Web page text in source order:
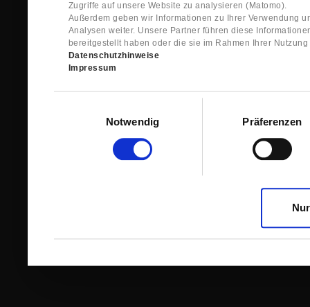
Zugriffe auf unsere Website zu analysieren (Matomo).
Außerdem geben wir Informationen zu Ihrer Verwendung
Analysen weiter. Unsere Partner führen diese
bereitgestellt haben oder die sie im Rahmen Ihrer
Datenschutzhinweise
Impressum
Notwendig
Präferenzen